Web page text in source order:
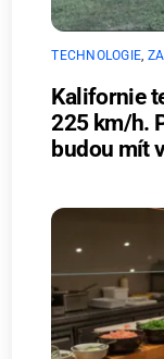
TECHNOLOGIE,
Kalifornie
225 km/h.
budou mít